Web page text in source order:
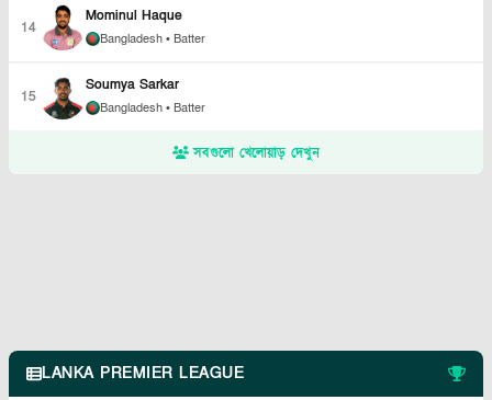
14
Mominul Haque
Bangladesh • Batter
15
Soumya Sarkar
Bangladesh • Batter
সবগুলো খেলোয়াড় দেখুন
LANKA PREMIER LEAGUE